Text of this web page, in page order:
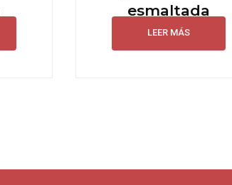
esmaltada
LEER MÁS